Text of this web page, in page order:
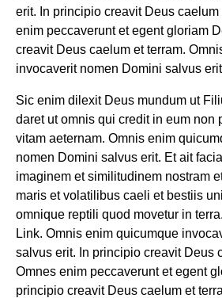
erit. In principio creavit Deus caelum
enim peccaverunt et egent gloriam
creavit Deus caelum et terram.
invocaverit nomen Domini salvus
Sic enim dilexit Deus mundum ut
daret ut omnis qui credit in eum non
vitam aeternam. Omnis enim
nomen Domini salvus erit. Et ait
imaginem et similitudinem nostram
maris et volatilibus caeli et bestiis
omnique reptili quod movetur in
Link. Omnis enim quicumque
salvus erit. In principio creavit Deus
Omnes enim peccaverunt et egent
principio creavit Deus caelum et